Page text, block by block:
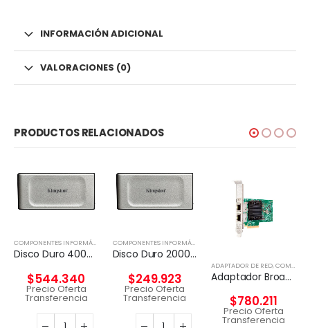
INFORMACIÓN ADICIONAL
VALORACIONES (0)
PRODUCTOS RELACIONADOS
,DISCO EXTERNO COMPONENTES INFORMÁTICOS ,DISCO EXTERNO
Disco Duro 4000G PORTABLE SSD XS2000
$544.340
Precio Oferta
Transferencia
COMPONENTES INFORMÁTICOS
Disco Duro 2000G PORTABLE SSD XS2000 USB 3.2 Gen 2
$249.923
Precio Oferta
Transferencia
ADAPTADOR DE RED,COMPONENTES INFORMÁTICOS
Adaptador Broadcom BCM57416 Ethernet 10 Gb 2 puertos BASE-T para HPE
$780.211
Precio Oferta
Transferencia